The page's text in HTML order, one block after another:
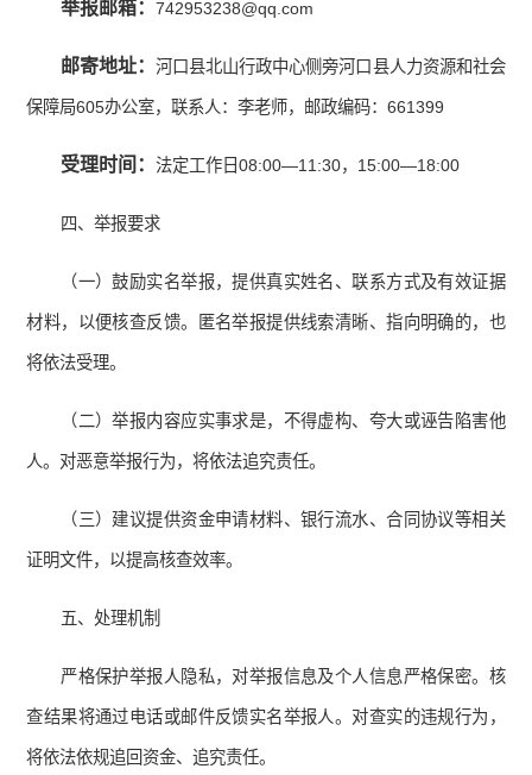
举报邮箱：742953238@qq.com
邮寄地址：河口县北山行政中心侧旁河口县人力资源和社会
保障局605办公室，联系人：李老师，邮政编码：661399
受理时间：法定工作日08:00—11:30，15:00—18:00
四、举报要求
（一）鼓励实名举报，提供真实姓名、联系方式及有效证据
材料，以便核查反馈。匿名举报提供线索清晰、指向明确的，也
将依法受理。
（二）举报内容应实事求是，不得虚构、夸大或诬告陷害他
人。对恶意举报行为，将依法追究责任。
（三）建议提供资金申请材料、银行流水、合同协议等相关
证明文件，以提高核查效率。
五、处理机制
严格保护举报人隐私，对举报信息及个人信息严格保密。核
查结果将通过电话或邮件反馈实名举报人。对查实的违规行为，
将依法依规追回资金、追究责任。